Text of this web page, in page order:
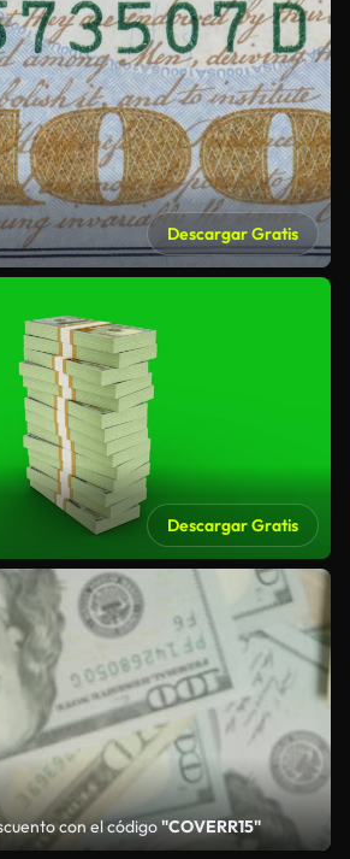
Descargar Gratis
Descargar Gratis
con el código"COVERR15"